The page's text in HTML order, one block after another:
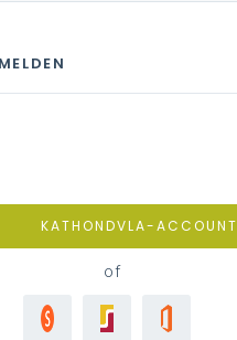
KATHONDVLA-ACCOUNT
of